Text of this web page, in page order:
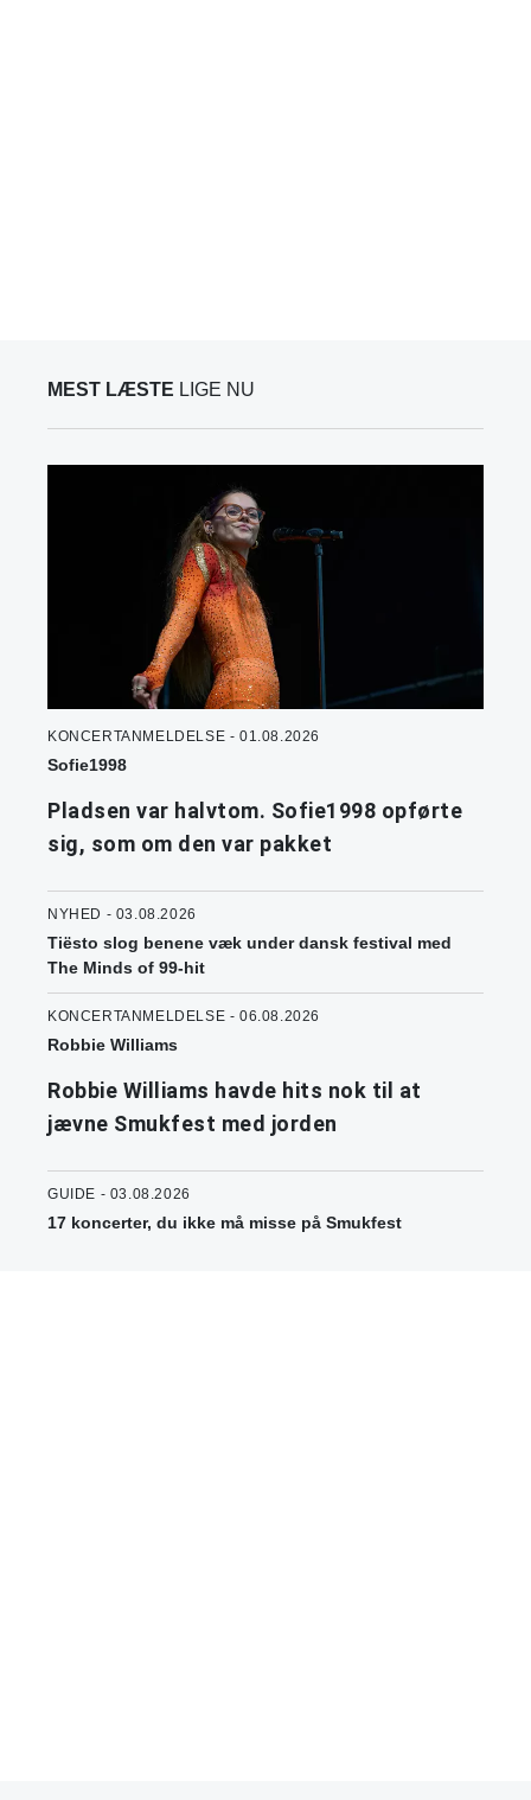
MEST LÆSTE LIGE NU
KONCERTANMELDELSE - 01.08.2026
Sofie1998
Pladsen var halvtom. Sofie1998 opførte
sig, som om den var pakket
NYHED - 03.08.2026
Tiësto slog benene væk under dansk festival med
The Minds of 99-hit
KONCERTANMELDELSE - 06.08.2026
Robbie Williams
Robbie Williams havde hits nok til at
jævne Smukfest med jorden
GUIDE - 03.08.2026
17 koncerter, du ikke må misse på Smukfest